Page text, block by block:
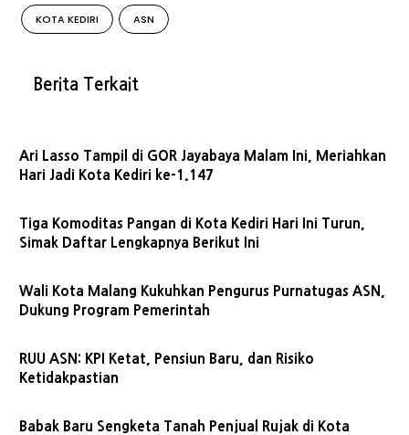
KOTA KEDIRI ASN
Berita Terkait
Ari Lasso Tampil di GOR Jayabaya Malam Ini, Meriahkan
Hari Jadi Kota Kediri ke-1.147
Tiga Komoditas Pangan di Kota Kediri Hari Ini Turun,
Simak Daftar Lengkapnya Berikut Ini
Wali Kota Malang Kukuhkan Pengurus Purnatugas ASN,
Dukung Program Pemerintah
RUU ASN: KPI Ketat, Pensiun Baru, dan Risiko
Ketidakpastian
Babak Baru Sengketa Tanah Penjual Rujak di Kota